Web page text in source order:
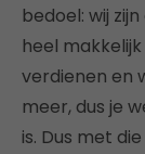
bedoel: wij
heel
verdienen en
meer, dus je
is. Dus met